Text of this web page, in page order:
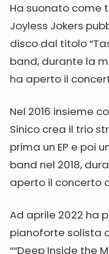
Ha suonato come
Joyless Jokers
disco dal titolo
band, durante la
ha aperto il
Nel 2016 insieme
Sinico crea il trio
prima un EP e poi
band nel 2018,
aperto il concerto
Ad aprile 2022 ha
pianoforte solista
““Deep Inside the